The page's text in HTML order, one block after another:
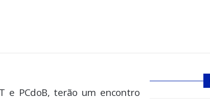
e PCdoB, terão um encontro